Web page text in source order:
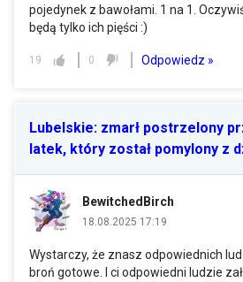
pojedynek z bawołami. 1 na 1.
będą tylko ich pięści :)
19 0 Odpowiedz »
Lubelskie: zmarł postrzelony
latek, który został pomylony z
BewitchedBirch
18.08.2025 17:19
Wystarczy, że znasz odpowiednich
broń gotowe. I ci odpowiedni ludzie